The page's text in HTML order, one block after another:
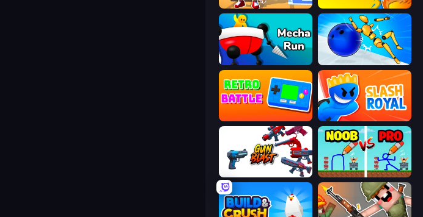
Blaster Pranks Summoner Master
Mecha Run Playground Man! Ragdoll Show!
Slash Royal
DOP Noob: Draw to Save